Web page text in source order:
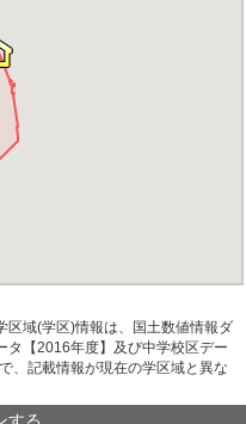
区域(学区)情報は、国土数値情報ダ
タ【2016年度】及び中学校区デー
、記載情報が現在の学区域と異な
する